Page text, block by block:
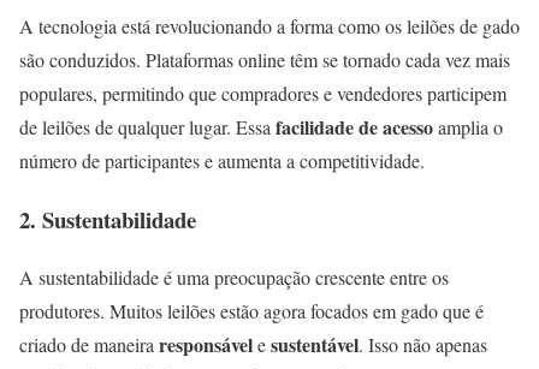
A tecnologia está revolucionando a forma como os leilões de gado
são conduzidos. Plataformas online têm se tornado cada vez mais
populares, permitindo que compradores e vendedores participem
de leilões de qualquer lugar. Essa facilidade de acessoamplia o
número de participantes e aumenta a competitividade.
2. Sustentabilidade
A sustentabilidade é uma preocupação crescente entre os
produtores. Muitos leilões estão agora focados em gado que é
criado de maneiraresponsávelesustentável. Isso não apenas